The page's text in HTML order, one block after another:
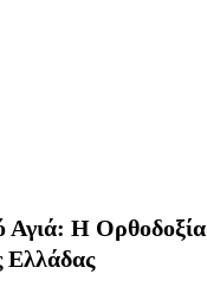
Αγιά: Η Ορθοδοξία
Ελλάδας